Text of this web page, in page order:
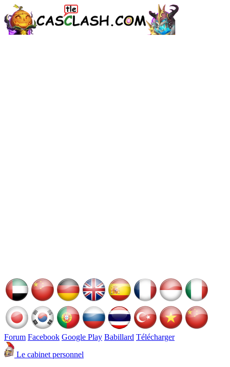
Forum Facebook Google Play Babillard Télécharger
Le cabinet personnel